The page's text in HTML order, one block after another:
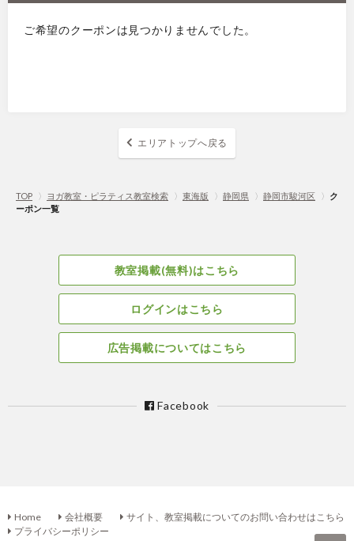
ご希望のクーポンは見つかりませんでした。
エリアトップへ戻る
TOP 〉 ヨガ教室・ピラティス教室検索 〉 東海版 〉 静岡県 〉 静岡市駿河区 〉 ク
ーポン一覧
教室掲載(無料)はこちら
ログインはこちら
広告掲載についてはこちら
Facebook
Home 会社概要
サイト、教室掲載についてのお問い合わせはこちら
プライバシーポリシー